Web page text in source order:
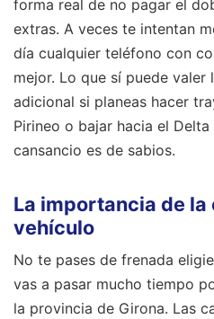
forma real de no pagar el
extras. A veces te intentan
día cualquier teléfono con
mejor. Lo que sí puede
adicional si planeas hacer
Pirineo o bajar hacia el
cansancio es de sabios.
La importancia de
vehículo
No te pases de frenada
vas a pasar mucho tiempo
la provincia de Girona. Las